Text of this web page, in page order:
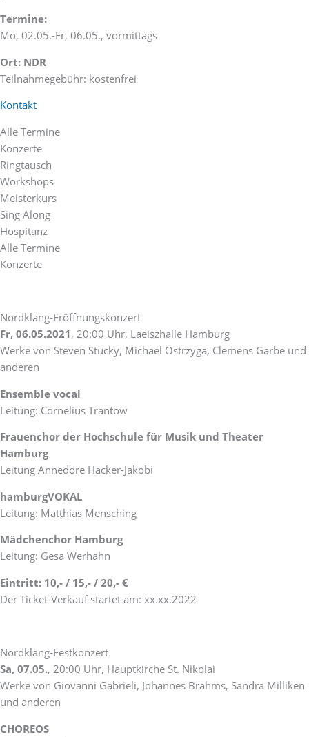
Termine:
Mo, 02.05.-Fr, 06.05., vormittags
Ort: NDR
Teilnahmegebühr: kostenfrei
Kontakt
Alle Termine
Konzerte
Ringtausch
Workshops
Meisterkurs
Sing Along
Hospitanz
Alle Termine
Konzerte
Nordklang-Eröffnungskonzert
Fr, 06.05.2021, 20:00 Uhr, Laeiszhalle Hamburg
Werke von Steven Stucky, Michael Ostrzyga, Clemens Garbe und
anderen
Ensemble vocal
Leitung: Cornelius Trantow
Frauenchor der Hochschule für Musik und Theater
Hamburg
Leitung Annedore Hacker-Jakobi
hamburgVOKAL
Leitung: Matthias Mensching
Mädchenchor Hamburg
Leitung: Gesa Werhahn
Eintritt: 10,- / 15,- / 20,- €
Der Ticket-Verkauf startet am: xx.xx.2022
Nordklang-Festkonzert
Sa, 07.05., 20:00 Uhr, Hauptkirche St. Nikolai
Werke von Giovanni Gabrieli, Johannes Brahms, Sandra Milliken
und anderen
CHOREOS